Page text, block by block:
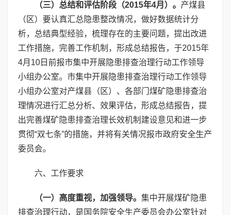
（三）总结和评估阶段（2015年4月）。 产煤县
（区）要认真汇总隐患整改情况，做好数据统计分
析，总结典型经验，梳理存在的主要问题，提出改进
工作措施，完善工作机制，形成总结报告，于2015年
4月10日前报市集中开展隐患排查治理行动工作领导
小组办公室。市集中开展隐患排查治理行动工作领导
小组办公室对产煤县（区）、各部门煤矿隐患排查治
理情况进行汇总分析、效果评估，形成总结报告，提
出完善煤矿隐患排查治理长效机制建设意见和进一步
贯彻“双七条”的措施，并将有关情况报市政府安全生产
委员会。
六、工作要求
（一）高度重视，加强领导。 集中开展煤矿隐患
排查治理行动，是国务院安全生产委员会办公室针对